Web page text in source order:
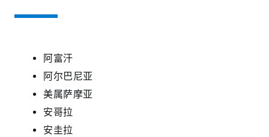
阿富汗
阿尔巴尼亚
美属萨摩亚
安哥拉
安圭拉